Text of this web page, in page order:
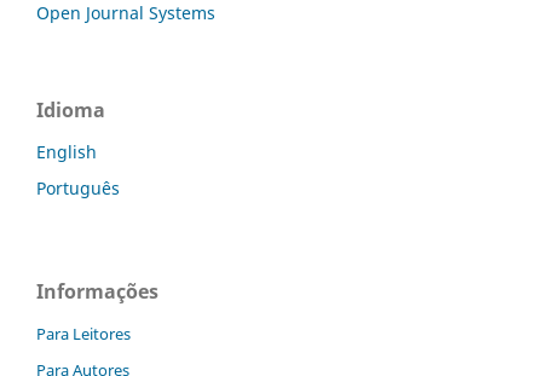
Open Journal Systems
Idioma
English
Português
Informações
Para Leitores
Para Autores